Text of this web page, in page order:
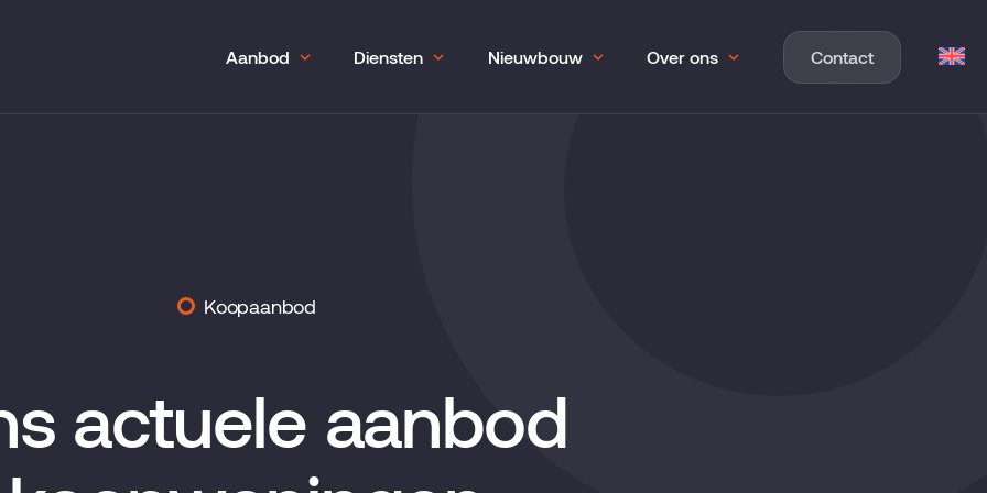
Aanbod Diensten Nieuwbouw Over ons Contact
Koopaanbod
actuele aanbod